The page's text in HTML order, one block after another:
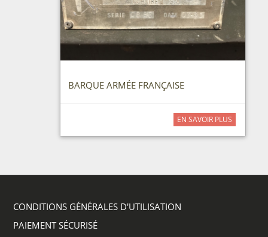
BARQUE ARMÉE FRANÇAISE
EN SAVOIR PLUS
CONDITIONS GÉNÉRALES D'UTILISATION
PAIEMENT SÉCURISÉ